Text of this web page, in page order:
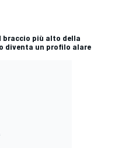
braccio più alto della
diventa un profilo alare